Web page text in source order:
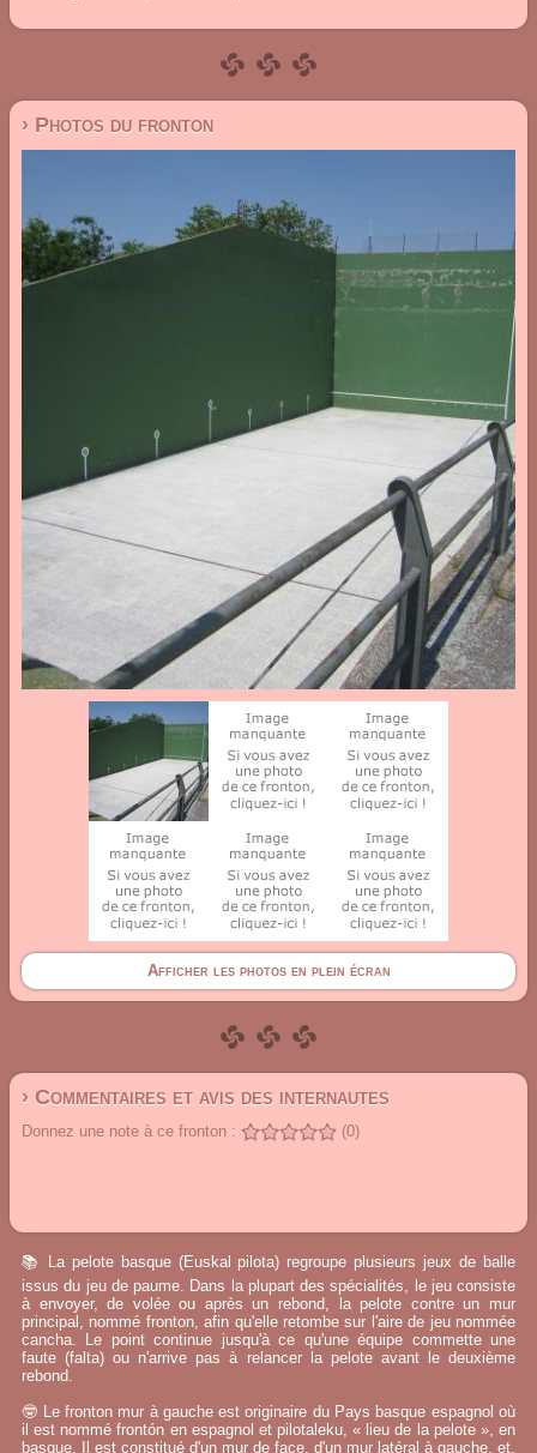
› Photos du fronton
Afficher les photos en plein écran
› Commentaires et avis des internautes
Donnez une note à ce fronton : (0)
📚 La pelote basque (Euskal pilota) regroupe plusieurs jeux de balle
issus du jeu de paume. Dans la plupart des spécialités, le jeu consiste
à envoyer, de volée ou après un rebond, la pelote contre un mur
principal, nommé fronton, afin qu'elle retombe sur l'aire de jeu nommée
cancha. Le point continue jusqu'à ce qu'une équipe commette une
faute (falta) ou n'arrive pas à relancer la pelote avant le deuxième
rebond.
🤓 Le fronton mur à gauche est originaire du Pays basque espagnol où
il est nommé frontón en espagnol et pilotaleku, « lieu de la pelote », en
basque. Il est constitué d'un mur de face, d'un mur latéral à gauche, et,